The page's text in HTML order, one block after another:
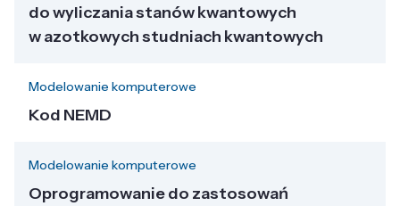
do wyliczania stanów kwantowych
w azotkowych studniach kwantowych
Modelowanie komputerowe
Kod NEMD
Modelowanie komputerowe
Oprogramowanie do zastosowań